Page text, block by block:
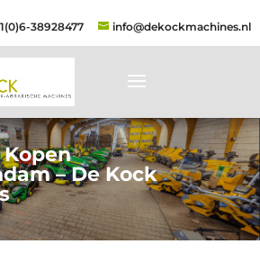
38928477 info@dekockmachines.nl
– De Kock